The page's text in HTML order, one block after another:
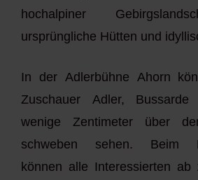
hochalpiner
ursprüngliche Hütten und
In der Adlerbühne Ahorn
Zuschauer Adler,
wenige Zentimeter über
schweben sehen. Beim
können alle Interessierten ab